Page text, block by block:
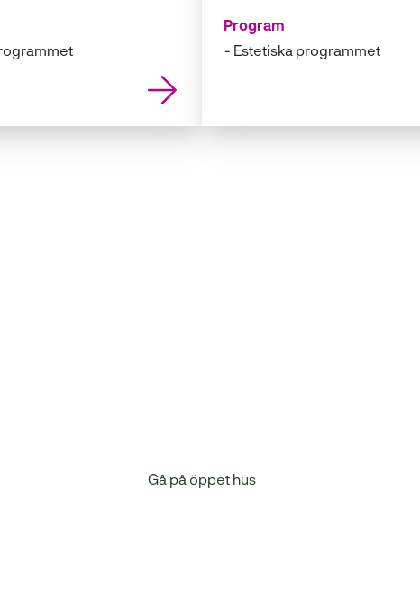
Program
Estetiska programmet
Gå på öppet hus